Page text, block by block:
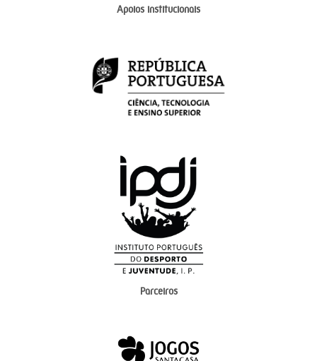
Apoios institucionais
Parceiros